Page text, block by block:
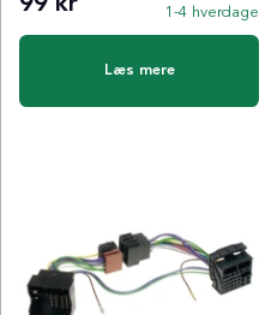
1-4 hverdage
Læs mere